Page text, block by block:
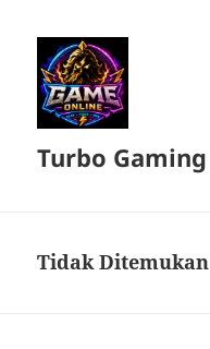
Turbo Gaming
Tidak Ditemukan